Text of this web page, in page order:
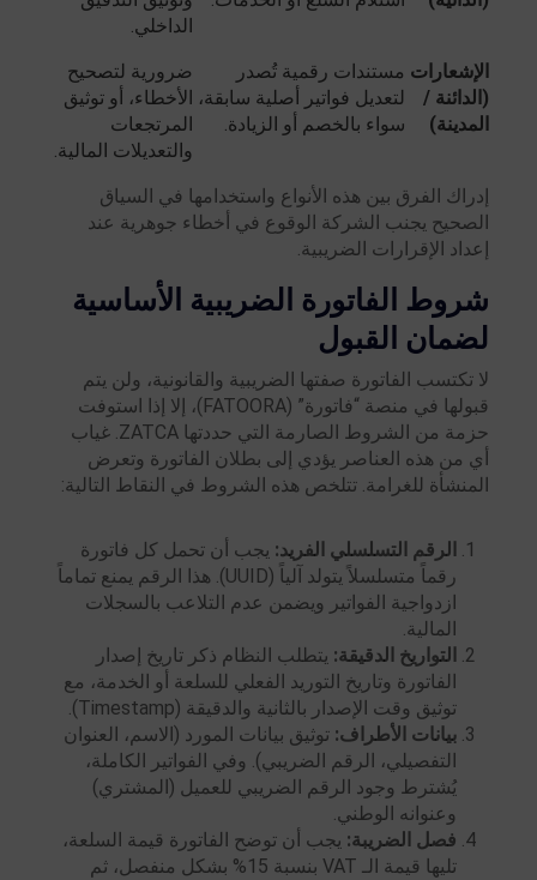
الداخلي.
الإشعارات
(الدائنة /
المدينة)
مستندات رقمية تُصدر
لتعديل فواتير أصلية سابقة،
سواء بالخصم أو الزيادة.
ضرورية لتصحيح
الأخطاء، أو توثيق
المرتجعات
والتعديلات المالية.
إدراك الفرق بين هذه الأنواع واستخدامها في السياق
الصحيح يجنب الشركة الوقوع في أخطاء جوهرية عند
إعداد الإقرارات الضريبية.
شروط الفاتورة الضريبية الأساسية
لضمان القبول
لا تكتسب الفاتورة صفتها الضريبية والقانونية، ولن يتم
قبولها في منصة “فاتورة” (FATOORA)، إلا إذا استوفت
حزمة من الشروط الصارمة التي حددتها ZATCA. غياب
أي من هذه العناصر يؤدي إلى بطلان الفاتورة وتعرض
المنشأة للغرامة. تتلخص هذه الشروط في النقاط التالية:
الرقم التسلسلي الفريد: يجب أن تحمل كل فاتورة
رقماً متسلسلاً يتولد آلياً (UUID). هذا الرقم يمنع تماماً
ازدواجية الفواتير ويضمن عدم التلاعب بالسجلات
المالية.
التواريخ الدقيقة: يتطلب النظام ذكر تاريخ إصدار
الفاتورة وتاريخ التوريد الفعلي للسلعة أو الخدمة، مع
توثيق وقت الإصدار بالثانية والدقيقة (Timestamp).
بيانات الأطراف: توثيق بيانات المورد (الاسم، العنوان
التفصيلي، الرقم الضريبي). وفي الفواتير الكاملة،
يُشترط وجود الرقم الضريبي للعميل (المشتري)
وعنوانه الوطني.
فصل الضريبة: يجب أن توضح الفاتورة قيمة السلعة،
تليها قيمة الـ VAT بنسبة 15% بشكل منفصل، ثم